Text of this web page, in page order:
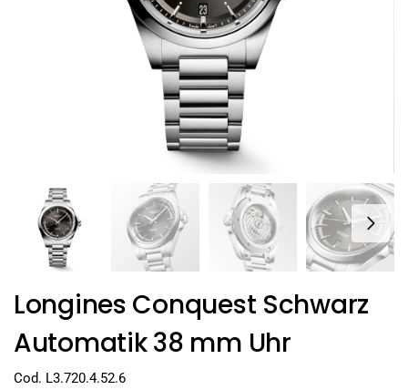
Longines Conquest Schwarz
Automatik 38 mm Uhr
Cod. L3.720.4.52.6